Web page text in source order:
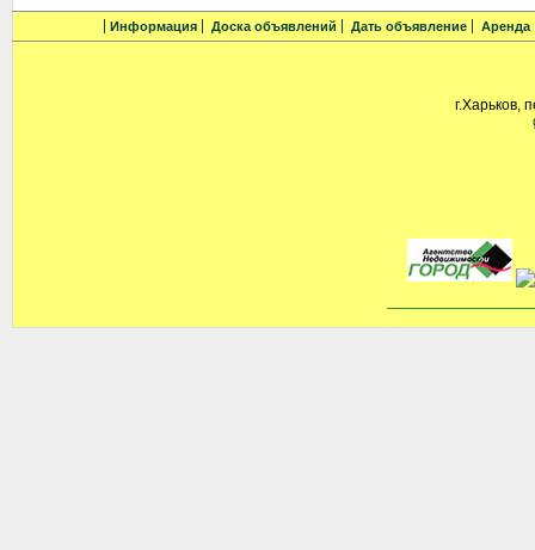
Информация Доска объявлений Дать объявление Аренда
г.Харьков,